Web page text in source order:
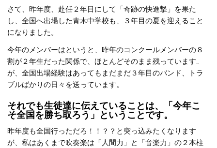
さて、昨年度、赴任２年目にして「奇跡の快進撃」を果た
し、全国へ出場した青木中学校も、３年目の夏を迎えること
になりました。
今年のメンバーはというと、昨年のコンクールメンバーの８
割が２年生だった関係で、ほとんどそのまま残っています…
が、全国出場経験はあってもまだまだ３年目のバンド、トラ
ブルばかりの日々を送っています。
それでも生徒達に伝えていることは、「今年こ
そ全国を勝ち取ろう」ということです。
昨年度も全国行っただろ！！？？と突っ込みたくなります
が、私はあくまで吹奏楽は「人間力」と「音楽力」の２本柱